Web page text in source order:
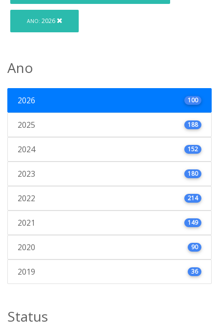
ANO: 2026
Ano
2026 100
2025 188
2024 152
2023 180
2022 214
2021 149
2020 90
2019 36
Status